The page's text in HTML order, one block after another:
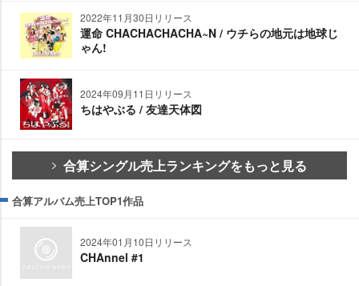
2022年11月30日リリース
運命 CHACHACHACHA~N / ウチらの地元は地球じ
ゃん!
2024年09月11日リリース
ちはやぶる / 友達天体図
合算シングル売上ランキングをもっと見る
合算アルバム売上TOP1作品
2024年01月10日リリース
CHAnnel #1